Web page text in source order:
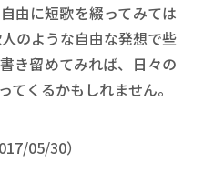
由に短歌を綴ってみては
のような自由な発想で些
き留めてみれば、日々の
てくるかもしれません。
05/30）